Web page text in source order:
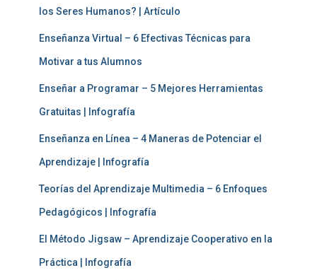
los Seres Humanos? | Artículo
Enseñanza Virtual – 6 Efectivas Técnicas para
Motivar a tus Alumnos
Enseñar a Programar – 5 Mejores Herramientas
Gratuitas | Infografía
Enseñanza en Línea – 4 Maneras de Potenciar el
Aprendizaje | Infografía
Teorías del Aprendizaje Multimedia – 6 Enfoques
Pedagógicos | Infografía
El Método Jigsaw – Aprendizaje Cooperativo en la
Práctica | Infografía